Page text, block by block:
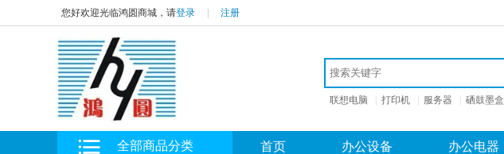
您好欢迎光临鸿圆商城，请登录 注册
联想电脑 打印机 服务器 硒鼓墨盒
全部商品分类 首页 办公设备 办公电器